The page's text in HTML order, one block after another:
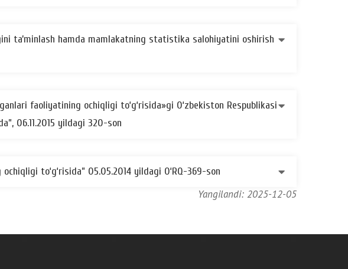
taʼminlash hamda mamlakatning statistika salohiyatini oshirish
faoliyatining ochiqligi to‘g‘risida»gi O‘zbekiston Respublikasi
06.11.2015 yildagi 320-son
to‘g‘risida” 05.05.2014 yildagi O‘RQ-369-son
Yangilandi: 2025-12-05